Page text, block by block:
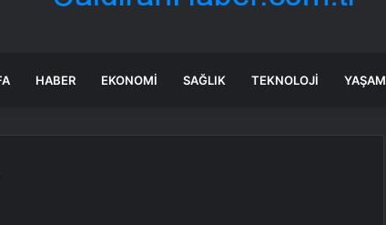
HABER EKONOMI SAĞLIK TEKNOLOJI YAŞAM